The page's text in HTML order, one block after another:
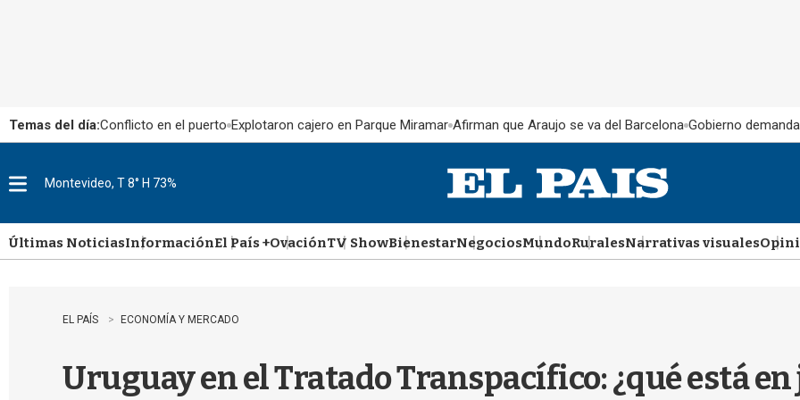
Temas del día:Conflicto en el puerto Explotaron cajero en Parque Miramar Afirman que Araujo se va del Barcelona Gobierno
u
Montevideo, T 8° H 73%
Últimas NoticiasInformaciónEl País +OvaciónTV ShowBienestarNegociosMundoRuralesNarrativas visuales
EL PAÍS ECONOMÍA Y MERCADO
Uruguay en el Tratado Transpacífico: ¿qué está en